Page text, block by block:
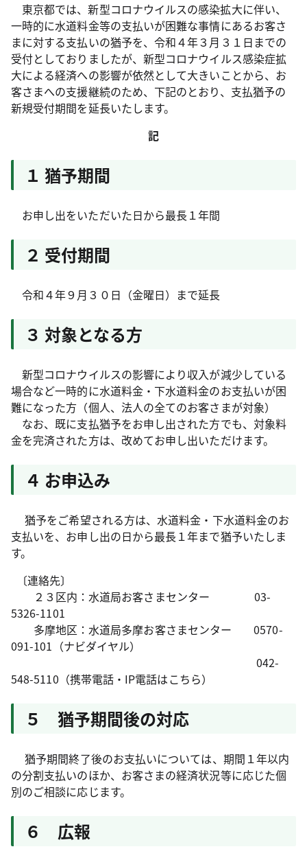
東京都では、新型コロナウイルスの感染拡大に伴い、
一時的に水道料金等の支払いが困難な事情にあるお客さ
まに対する支払いの猶予を、令和４年３月３１日までの
受付としておりましたが、新型コロナウイルス感染症拡
大による経済への影響が依然として大きいことから、お
客さまへの支援継続のため、下記のとおり、支払猶予の
新規受付期間を延長いたします。
記
１ 猶予期間
お申し出をいただいた日から最長１年間
２ 受付期間
令和４年９月３０日（金曜日）まで延長
３ 対象となる方
新型コロナウイルスの影響により収入が減少している
場合など一時的に水道料金・下水道料金のお支払いが困
難になった方（個人、法人の全てのお客さまが対象）
なお、既に支払猶予をお申し出された方でも、対象料
金を完済された方は、改めてお申し出いただけます。
４ お申込み
猶予をご希望される方は、水道料金・下水道料金のお
支払いを、お申し出の日から最長１年まで猶予いたしま
す。
〔連絡先〕
２３区内：水道局お客さまセンター 03-
5326-1101
多摩地区：水道局多摩お客さまセンター 0570-
091-101（ナビダイヤル）
042-
548-5110（携帯電話・IP電話はこちら）
５ 猶予期間後の対応
猶予期間終了後のお支払いについては、期間１年以内
の分割支払いのほか、お客さまの経済状況等に応じた個
別のご相談に応じます。
６ 広報